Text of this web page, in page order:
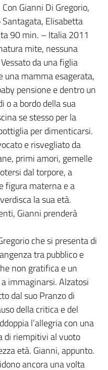
Gianni Di Gregorio,
Elisabetta
90 min. – Italia 2011
mite, nessuna
da una figlia
una mamma esagerata,
pensione e dentro un
o a bordo della sua
se stesso per la
per dimenticarsi.
e risvegliato da
primi amori, gemelle
dal torpore, a
figura materna e a
la sua età.
Gianni prenderà
che si presenta di
tra pubblico e
non gratifica e un
immaginarsi. Alzatosi
dal suo Pranzo di
della critica e del
l’allegria con una
di riempitivi al vuoto
età. Gianni, appunto.
ancora una volta